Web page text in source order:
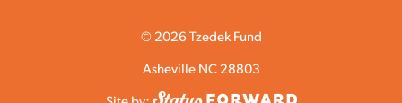
© 2026 Tzedek Fund
Asheville NC 28803
Site by: